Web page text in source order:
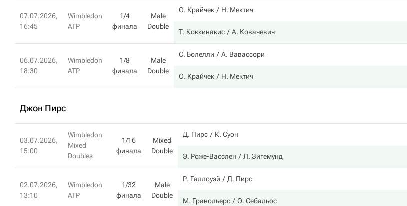
07.07.2026,
16:45
Wimbledon
ATP
1/4
финала
Male
Double
О. Крайчек Н. Мектич
Т. Коккинакис А. Ковачевич
06.07.2026,
18:30
Wimbledon
ATP
1/8
финала
Male
Double
С. Болелли А. Вавассори
О. Крайчек Н. Мектич
Джон Пирс
03.07.2026,
15:00
Wimbledon
Mixed
Doubles
1/16
финала
Mixed
Double
Д. Пирс К. Суон
Э. Роже-Васслен Л. Зигемунд
02.07.2026,
13:10
Wimbledon
ATP
1/32
финала
Male
Double
Р. Галлоуэй Д. Пирс
М. Гранольерс О. Себальос